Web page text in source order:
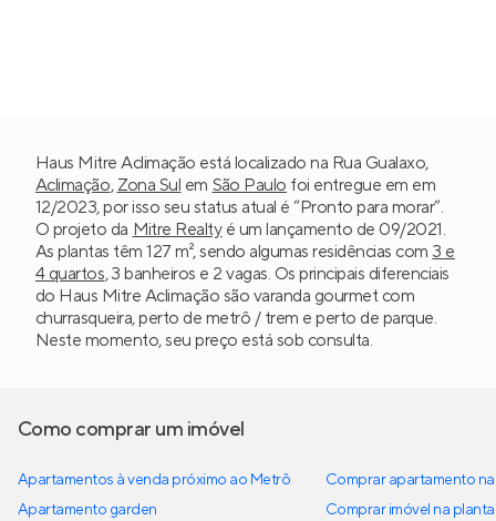
Haus Mitre Aclimação está localizado na Rua Gualaxo,
Aclimação, Zona Sul em São Paulo foi entregue em em
12/2023, por isso seu status atual é “Pronto para morar”.
O projeto da Mitre Realtyé um lançamento de 09/2021.
As plantas têm 127 m², sendo algumas residências com 3 e
4 quartos, 3 banheiros e 2 vagas. Os principais diferenciais
do Haus Mitre Aclimação são varanda gourmet com
churrasqueira, perto de metrô / trem e perto de parque.
Neste momento, seu preço está sob consulta.
Como comprar um imóvel
Apartamentos à venda próximo ao Metrô
Apartamento garden
Comprar apartamento
Comprar imóvel na planta